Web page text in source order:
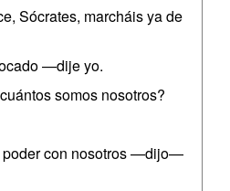
Sócrates, marcháis ya de
—dije yo.
somos nosotros?
con nosotros —dijo—